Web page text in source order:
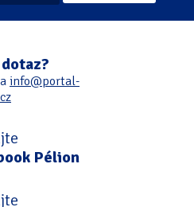
info@portal-
Pélion